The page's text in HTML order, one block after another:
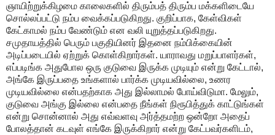
ஞாயிற்றுக்கிழமை காலைகளில் திரும்பத் திரும்ப மக்களிடையே
சொல்லப்பட்டு நம்ப வைக்கப்படுகிறது. குறிப்பாக, கேள்விகள்
கேட்காமல் நம்ப வேண்டும் என வலி யுறுத்தப்படுகிறது.
சமுதாயத்தில் பெரும் பகுதியினர் இதனை நம்பிக்கையின்
அடிப்படையில் ஏற்றுக் கொள்கிறார்கள். யாராவது மறுப்பாளர்கள்,
எப்படிங்க அதுபோல ஒரு குடுவை இருக்க முடியும் என்று கேட்டால்,
அங்கே இருப்பதை உங்களால் பார்க்க முடியவில்லை, உணர
முடியவில்லை என்பதற்காக அது இல்லாமல் போய்விடுமா. மேலும்,
குடுவை அங்கு இல்லை என்பதை நீங்கள் நிரூபித்துக் காட்டுங்கள்
என்று சொன்னால் அது எவ்வளவு அர்த்தமற்ற ஒன்றோ அதைப்
போலத்தான் கடவுள் எங்கே இருக்கிறார் என்று கேட்பவர்களிடம்,